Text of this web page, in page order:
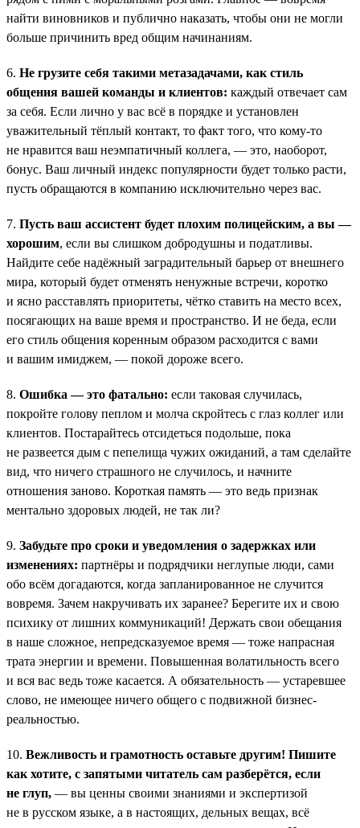
найти виновников и публично наказать, чтобы они не могли
больше причинить вред общим начинаниям.
6. Не грузите себя такими метазадачами, как стиль
общения вашей команды и клиентов: каждый отвечает сам
за себя. Если лично у вас всё в порядке и установлен
уважительный тёплый контакт, то факт того, что кому-то
не нравится ваш неэмпатичный коллега, — это, наоборот,
бонус. Ваш личный индекс популярности будет только расти,
пусть обращаются в компанию исключительно через вас.
7. Пусть ваш ассистент будет плохим полицейским, а вы —
хорошим, если вы слишком добродушны и податливы.
Найдите себе надёжный заградительный барьер от внешнего
мира, который будет отменять ненужные встречи, коротко
и ясно расставлять приоритеты, чётко ставить на место всех,
посягающих на ваше время и пространство. И не беда, если
его стиль общения коренным образом расходится с вами
и вашим имиджем, — покой дороже всего.
8. Ошибка — это фатально: если таковая случилась,
покройте голову пеплом и молча скройтесь с глаз коллег или
клиентов. Постарайтесь отсидеться подольше, пока
не развеется дым с пепелища чужих ожиданий, а там сделайте
вид, что ничего страшного не случилось, и начните
отношения заново. Короткая память — это ведь признак
ментально здоровых людей, не так ли?
9. Забудьте про сроки и уведомления о задержках или
изменениях: партнёры и подрядчики неглупые люди, сами
обо всём догадаются, когда запланированное не случится
вовремя. Зачем накручивать их заранее? Берегите их и свою
психику от лишних коммуникаций! Держать свои обещания
в наше сложное, непредсказуемое время — тоже напрасная
трата энергии и времени. Повышенная волатильность всего
и вся вас ведь тоже касается. А обязательность — устаревшее
слово, не имеющее ничего общего с подвижной бизнес-
реальностью.
10. Вежливость и грамотность оставьте другим! Пишите
как хотите, с запятыми читатель сам разберётся, если
не глуп, — вы ценны своими знаниями и экспертизой
не в русском языке, а в настоящих, дельных вещах, всё